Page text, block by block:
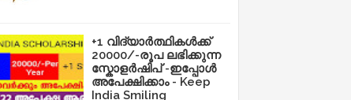
+1 വിദ്യാർത്ഥികൾക്ക്
20000/-രൂപ ലഭിക്കുന്ന
സ്കോളർഷിപ് -ഇപ്പോൾ
അപേക്ഷിക്കാം - Keep
India Smiling